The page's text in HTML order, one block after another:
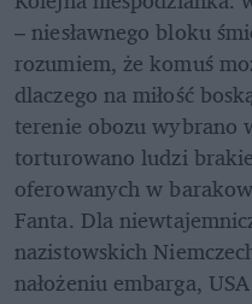
– niesławnego bloku
rozumiem, że komuś
dlaczego na miłość
terenie obozu wybrano
torturowano ludzi
oferowanych w
Fanta. Dla
nazistowskich
nałożeniu embarga,